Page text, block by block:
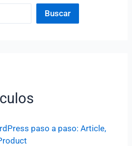
Buscar
paso a paso: Article,